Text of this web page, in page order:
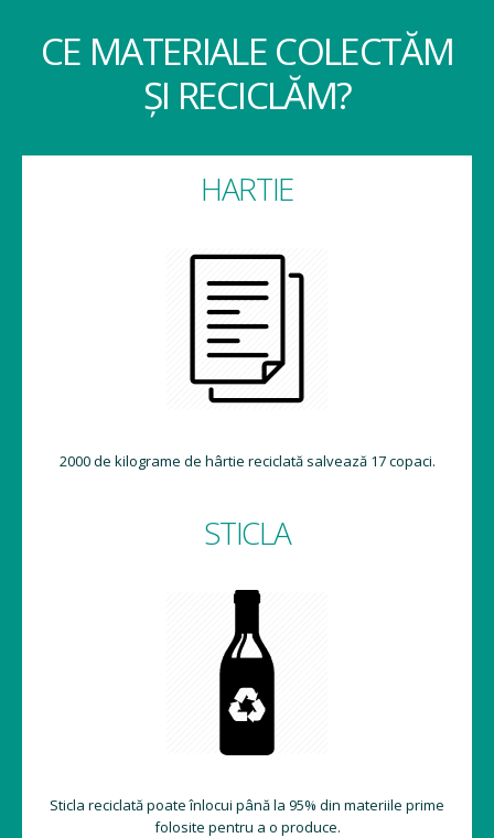
CE MATERIALE COLECTĂM
ȘI RECICLĂM?
HARTIE
2000 de kilograme de hârtie reciclată salvează 17 copaci.
STICLA
Sticla reciclată poate înlocui până la 95% din materiile prime
folosite pentru a o produce.